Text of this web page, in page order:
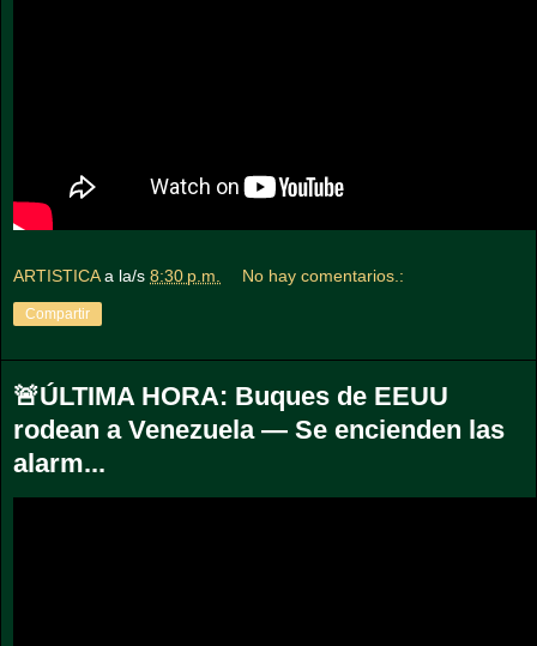
ARTISTICA a la/s 8:30 p.m. No hay comentarios.:
Compartir
🚨ÚLTIMA HORA: Buques de EEUU
rodean a Venezuela — Se encienden las
alarm...